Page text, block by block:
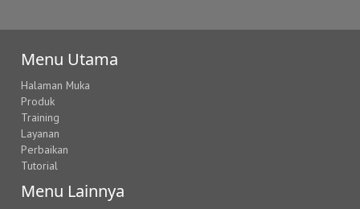
Menu Utama
Halaman Muka
Produk
Training
Layanan
Perbaikan
Tutorial
Menu Lainnya